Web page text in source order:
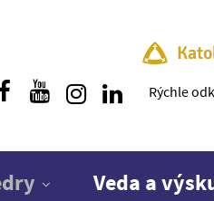
Rýchle
Rýchle
Veda a